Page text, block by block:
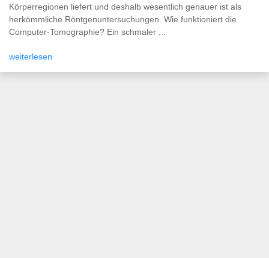
Körperregionen liefert und deshalb wesentlich genauer ist als
herkömmliche Röntgenuntersuchungen. Wie funktioniert die
Computer-Tomographie? Ein schmaler ...
weiterlesen